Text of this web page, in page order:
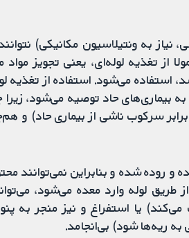
به ونتیلاسیون مکانیکی)
از تغذیه لوله‌ای، یعنی تجویز مواد
استفاده می‌شود. استفاده از تغذیه
بیماری‌های حاد توصیه می‌شود، زیرا
سرکوب ناشی از بیماری حاد) و
و روده شده و بنابراین نمی‌توانند
طریق لوله وارد معده می‌شود،
یا استفراغ و نیز منجر به
به ریه‌ها شود) بی‌انجامد.